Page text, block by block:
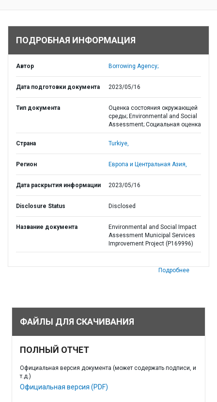
ПОДРОБНАЯ ИНФОРМАЦИЯ
Автор Borrowing Agency;
Дата подготовки документа 2023/05/16
Тип документа
Оценка состояния окружающей
среды; Environmental and Social
Assessment; Социальная оценка
Страна Turkiye,
Регион Европа и Центральная Азия,
Дата раскрытия информации 2023/05/16
Disclosure Status Disclosed
Название документа
Environmental and Social Impact
Assessment Municipal Services
Improvement Project (P169996)
Подробнее
ФАЙЛЫ ДЛЯ СКАЧИВАНИЯ
ПОЛНЫЙ ОТЧЕТ
Официальная версия документа (может содержать подписи, и
т.д.)
Официальная версия (PDF)